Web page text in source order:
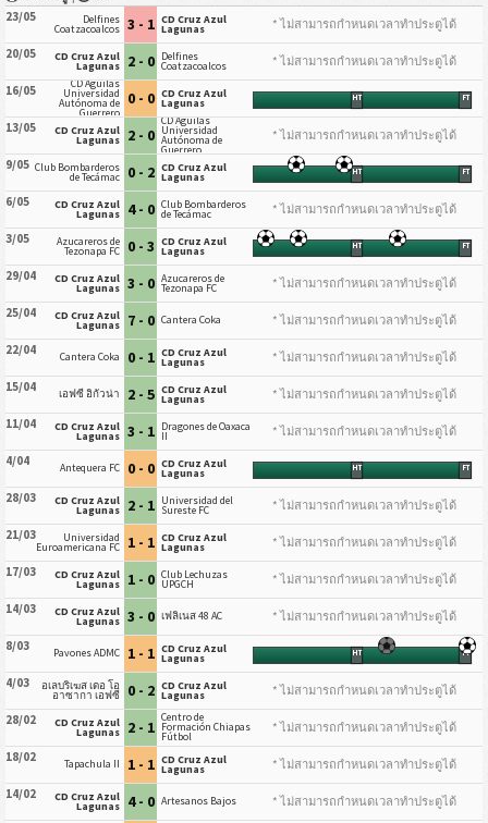
23/05 Delfines
Coatzacoalcos 3 - 1 CD Cruz Azul
Lagunas
* ไม่สามารถกำหนดเวลาทำประตูได้
20/05
CD Cruz Azul
Lagunas 2 - 0 Delfines
Coatzacoalcos
* ไม่สามารถกำหนดเวลาทำประตูได้
16/05
CD Águilas
Universidad
Autónoma de
Guerrero
0 - 0 CD Cruz Azul
Lagunas HT FT
13/05 CD Cruz Azul
Lagunas 2 - 0
CD Águilas
Universidad
Autónoma de
Guerrero
* ไม่สามารถกำหนดเวลาทำประตูได้
9/05 Club Bombarderos
de Tecámac 0 - 2 CD Cruz Azul
Lagunas HT FT
6/05 CD Cruz Azul
Lagunas 4 - 0 Club Bombarderos
de Tecámac
* ไม่สามารถกำหนดเวลาทำประตูได้
3/05
Azucareros de
Tezonapa FC 0 - 3 CD Cruz Azul
Lagunas HT FT
29/04 CD Cruz Azul
Lagunas 3 - 0 Azucareros de
Tezonapa FC
* ไม่สามารถกำหนดเวลาทำประตูได้
25/04
CD Cruz Azul
Lagunas 7 - 0 Cantera Coka
* ไม่สามารถกำหนดเวลาทำประตูได้
22/04
Cantera Coka 0 - 1 CD Cruz Azul
Lagunas
* ไม่สามารถกำหนดเวลาทำประตูได้
15/04
เอฟซี อิกัวน่า 2 - 5 CD Cruz Azul
Lagunas
* ไม่สามารถกำหนดเวลาทำประตูได้
11/04
CD Cruz Azul
Lagunas 3 - 1 Dragones de Oaxaca
II
* ไม่สามารถกำหนดเวลาทำประตูได้
4/04
Antequera FC 0 - 0 CD Cruz Azul
Lagunas HT FT
28/03 CD Cruz Azul
Lagunas 2 - 1 Universidad del
Sureste FC
* ไม่สามารถกำหนดเวลาทำประตูได้
21/03
Universidad
Euroamericana FC 1 - 1 CD Cruz Azul
Lagunas
* ไม่สามารถกำหนดเวลาทำประตูได้
17/03
CD Cruz Azul
Lagunas 1 - 0 Club Lechuzas
UPGCH
* ไม่สามารถกำหนดเวลาทำประตูได้
14/03
CD Cruz Azul
Lagunas 3 - 0 เฟลิเนส 48 AC
* ไม่สามารถกำหนดเวลาทำประตูได้
8/03
Pavones ADMC 1 - 1 CD Cruz Azul
Lagunas HT FT
4/03 อเลบริเฆส เดอ โอ
อาซากา เอฟซี 0 - 2 CD Cruz Azul
Lagunas
* ไม่สามารถกำหนดเวลาทำประตูได้
28/02
CD Cruz Azul
Lagunas 2 - 1 Centro de
Formación Chiapas
Fútbol
* ไม่สามารถกำหนดเวลาทำประตูได้
18/02
Tapachula II 1 - 1 CD Cruz Azul
Lagunas
* ไม่สามารถกำหนดเวลาทำประตูได้
14/02
CD Cruz Azul
Lagunas 4 - 0 Artesanos Bajos
* ไม่สามารถกำหนดเวลาทำประตูได้